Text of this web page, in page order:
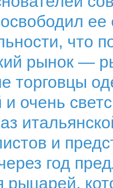
ее
что
рынок —
торговцы
и очень
и
год
рыцарей,